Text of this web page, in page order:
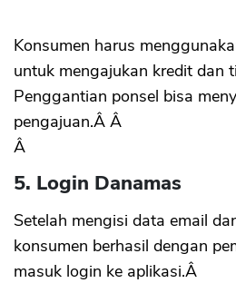
Konsumen harus
untuk mengajukan kredit dan
Penggantian ponsel bisa
pengajuan.Â Â
Â
5. Login Danamas
Setelah mengisi data email
konsumen berhasil dengan
masuk login ke aplikasi.Â